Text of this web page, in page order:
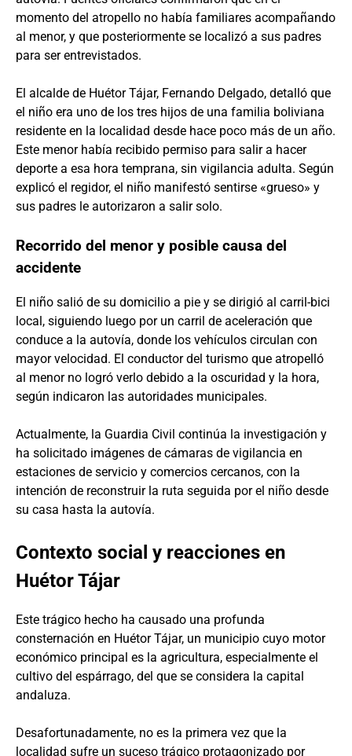
momento del atropello no había familiares acompañando
al menor, y que posteriormente se localizó a sus padres
para ser entrevistados.
El alcalde de Huétor Tájar, Fernando Delgado, detalló que
el niño era uno de los tres hijos de una familia boliviana
residente en la localidad desde hace poco más de un año.
Este menor había recibido permiso para salir a hacer
deporte a esa hora temprana, sin vigilancia adulta. Según
explicó el regidor, el niño manifestó sentirse «grueso» y
sus padres le autorizaron a salir solo.
Recorrido del menor y posible causa del
accidente
El niño salió de su domicilio a pie y se dirigió al carril-bici
local, siguiendo luego por un carril de aceleración que
conduce a la autovía, donde los vehículos circulan con
mayor velocidad. El conductor del turismo que atropelló
al menor no logró verlo debido a la oscuridad y la hora,
según indicaron las autoridades municipales.
Actualmente, la Guardia Civil continúa la investigación y
ha solicitado imágenes de cámaras de vigilancia en
estaciones de servicio y comercios cercanos, con la
intención de reconstruir la ruta seguida por el niño desde
su casa hasta la autovía.
Contexto social y reacciones en
Huétor Tájar
Este trágico hecho ha causado una profunda
consternación en Huétor Tájar, un municipio cuyo motor
económico principal es la agricultura, especialmente el
cultivo del espárrago, del que se considera la capital
andaluza.
Desafortunadamente, no es la primera vez que la
localidad sufre un suceso trágico protagonizado por